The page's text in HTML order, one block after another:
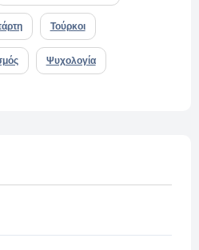
Τούρκοι
Ψυχολογία